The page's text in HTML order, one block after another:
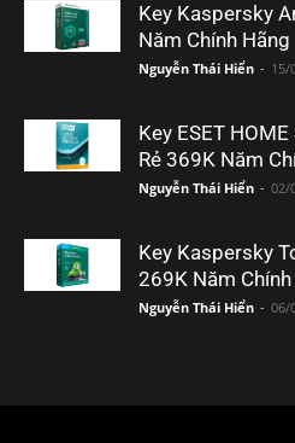
Key Kaspersky
Năm Chính Hãng
Nguyễn Thái Hiển - 15/
Key ESET
Rẻ 369K Năm
Nguyễn Thái Hiển - 02/
Key Kaspersky
269K Năm Chính
Nguyễn Thái Hiển - 06/